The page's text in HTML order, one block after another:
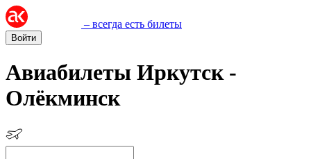
– всегда есть билеты
Войти
Авиабилеты Иркутск -
Олёкминск